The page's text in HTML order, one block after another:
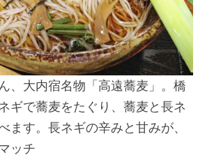
、大内宿名物「高遠蕎麦」。橋
ギで蕎麦をたぐり、蕎麦と長ネ
ます。長ネギの辛みと甘みが、
ッチ